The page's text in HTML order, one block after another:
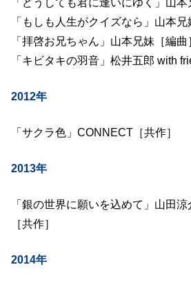
「どうしても君に逢いにゆく」山本
「もしも人生がクイズなら」山本兄
「拝啓お兄ちゃん」山本兄妹［編曲
「キビタキの羽音」松井五郎 with
2012年
「サクラ色」CONNECT［共作］
2013年
「銀の世界に願いを込めて」山田涼
［共作］
2014年